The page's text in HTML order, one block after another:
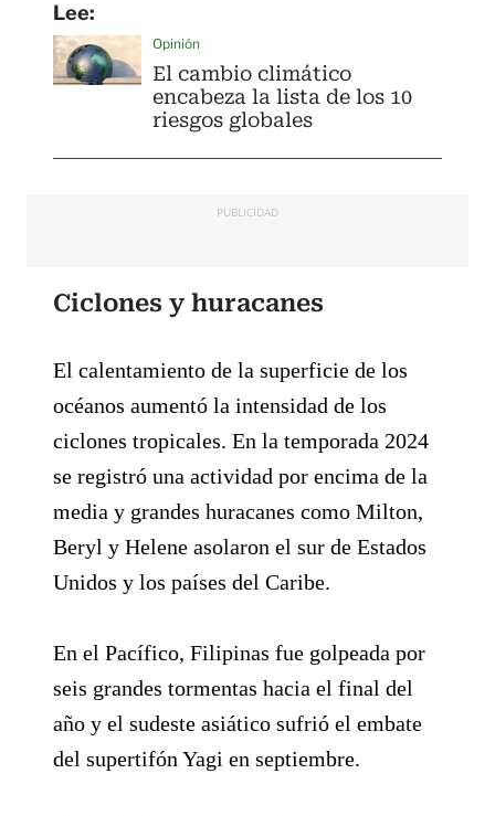
Lee:
Opinión
El cambio climático
encabeza la lista de los 10
riesgos globales
PUBLICIDAD
Ciclones y huracanes
El calentamiento de la superficie de los
océanos aumentó la intensidad de los
ciclones tropicales. En la temporada 2024
se registró una actividad por encima de la
media y grandes huracanes como Milton,
Beryl y Helene asolaron el sur de Estados
Unidos y los países del Caribe.
En el Pacífico, Filipinas fue golpeada por
seis grandes tormentas hacia el final del
año y el sudeste asiático sufrió el embate
del supertifón Yagi en septiembre.